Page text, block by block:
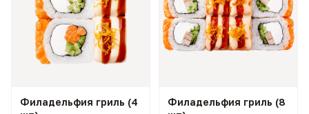
Филадельфия гриль (4
Филадельфия гриль (8